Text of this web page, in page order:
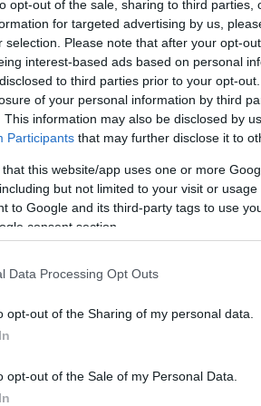
opt-out of the sale, sharing to third
for targeted advertising by us,
selection. Please note that after your opt-
interest-based ads based on personal
to third parties prior to your opt-
of your personal information by third
This information may also be disclosed by
Participants that may further disclose it to
that this website/app uses one or more
but not limited to your visit or
to Google and its third-party tags to use
consent section.
Data Processing Opt Outs
opt-out of the Sharing of my personal data.
opt-out of the Sale of my Personal Data.
benne lévő információk elavultak
arca, egyesek máris